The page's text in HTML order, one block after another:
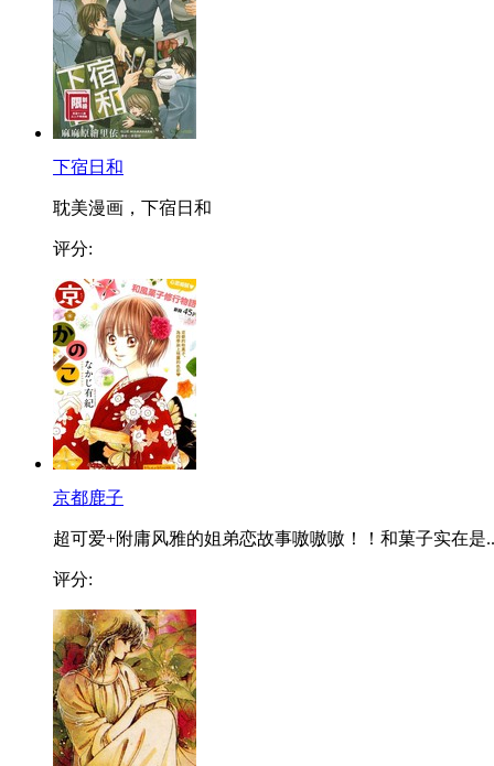
下宿日和
耽美漫画，下宿日和
评分:
京都鹿子
超可爱+附庸风雅的姐弟恋故事嗷嗷嗷！！和菓子实在是
评分: